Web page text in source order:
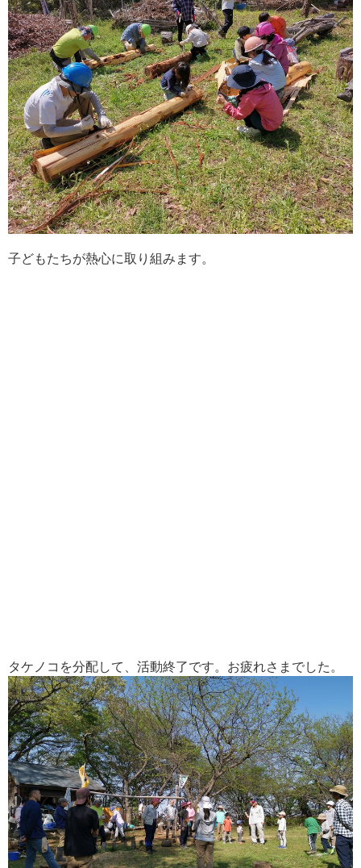
子どもたちが熱心に取り組みます。
タケノコを分配して、活動終了です。お疲れさまでした。